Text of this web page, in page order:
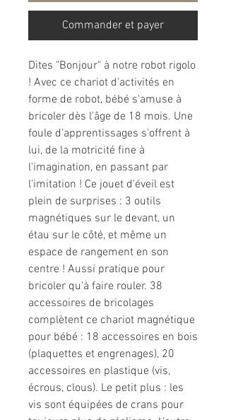
Commander et payer
Dites "Bonjour" à notre robot rigolo
! Avec ce chariot d'activités en
forme de robot, bébé s'amuse à
bricoler dès l'âge de 18 mois. Une
foule d'apprentissages s'offrent à
lui, de la motricité fine à
l'imagination, en passant par
l'imitation ! Ce jouet d'éveil est
plein de surprises : 3 outils
magnétiques sur le devant, un
étau sur le côté, et même un
espace de rangement en son
centre ! Aussi pratique pour
bricoler qu'à faire rouler. 38
accessoires de bricolages
complètent ce chariot magnétique
pour bébé : 18 accessoires en bois
(plaquettes et engrenages), 20
accessoires en plastique (vis,
écrous, clous). Le petit plus : les
vis sont équipées de crans pour